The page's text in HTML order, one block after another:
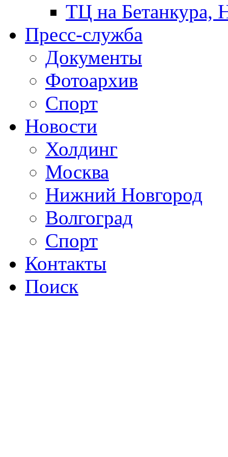
ТЦ на Бетанкура,
Пресс-служба
Документы
Фотоархив
Спорт
Новости
Холдинг
Москва
Нижний Новгород
Волгоград
Спорт
Контакты
Поиск